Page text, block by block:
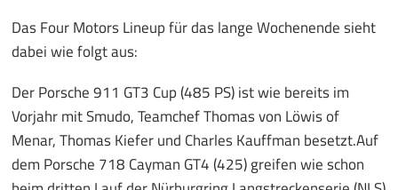
Das Four Motors Lineup für das lange Wochenende sieht
dabei wie folgt aus:
Der Porsche 911 GT3 Cup (485 PS) ist wie bereits im
Vorjahr mit Smudo, Teamchef Thomas von Löwis of
Menar, Thomas Kiefer und Charles Kauffman besetzt.Auf
dem Porsche 718 Cayman GT4 (425) greifen wie schon